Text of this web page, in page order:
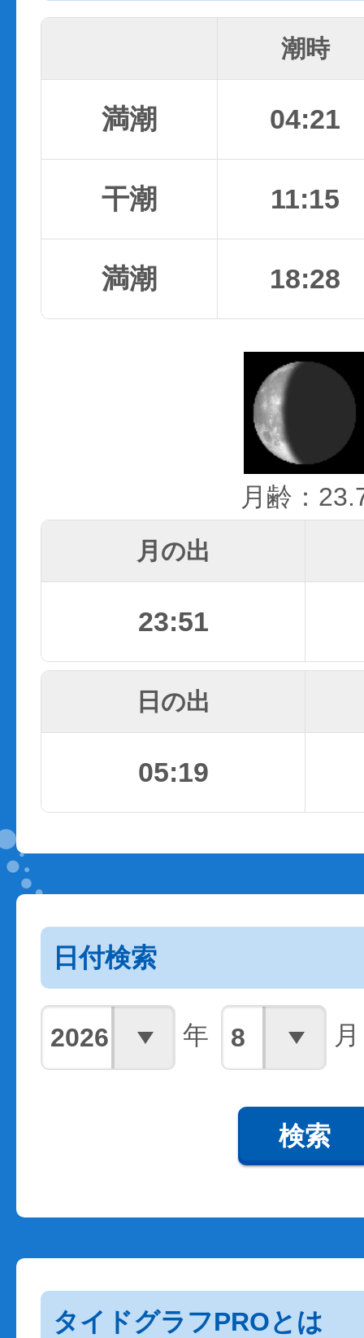
潮時
満潮 04:21
干潮 11:15
満潮 18:28
月齢：
月の出
23:51
日の出
05:19
日付検索
年 月
検索
タイドグラフPROとは